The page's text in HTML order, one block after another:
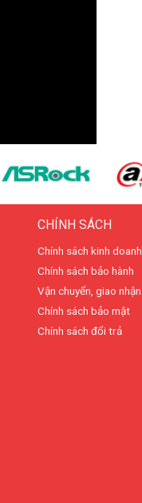
CHÍNH SÁCH
Chính sách kinh doanh
Chính sách bảo hành
Vận chuyển, giao nhận
Chính sách bảo mật
Chính sách đổi trả